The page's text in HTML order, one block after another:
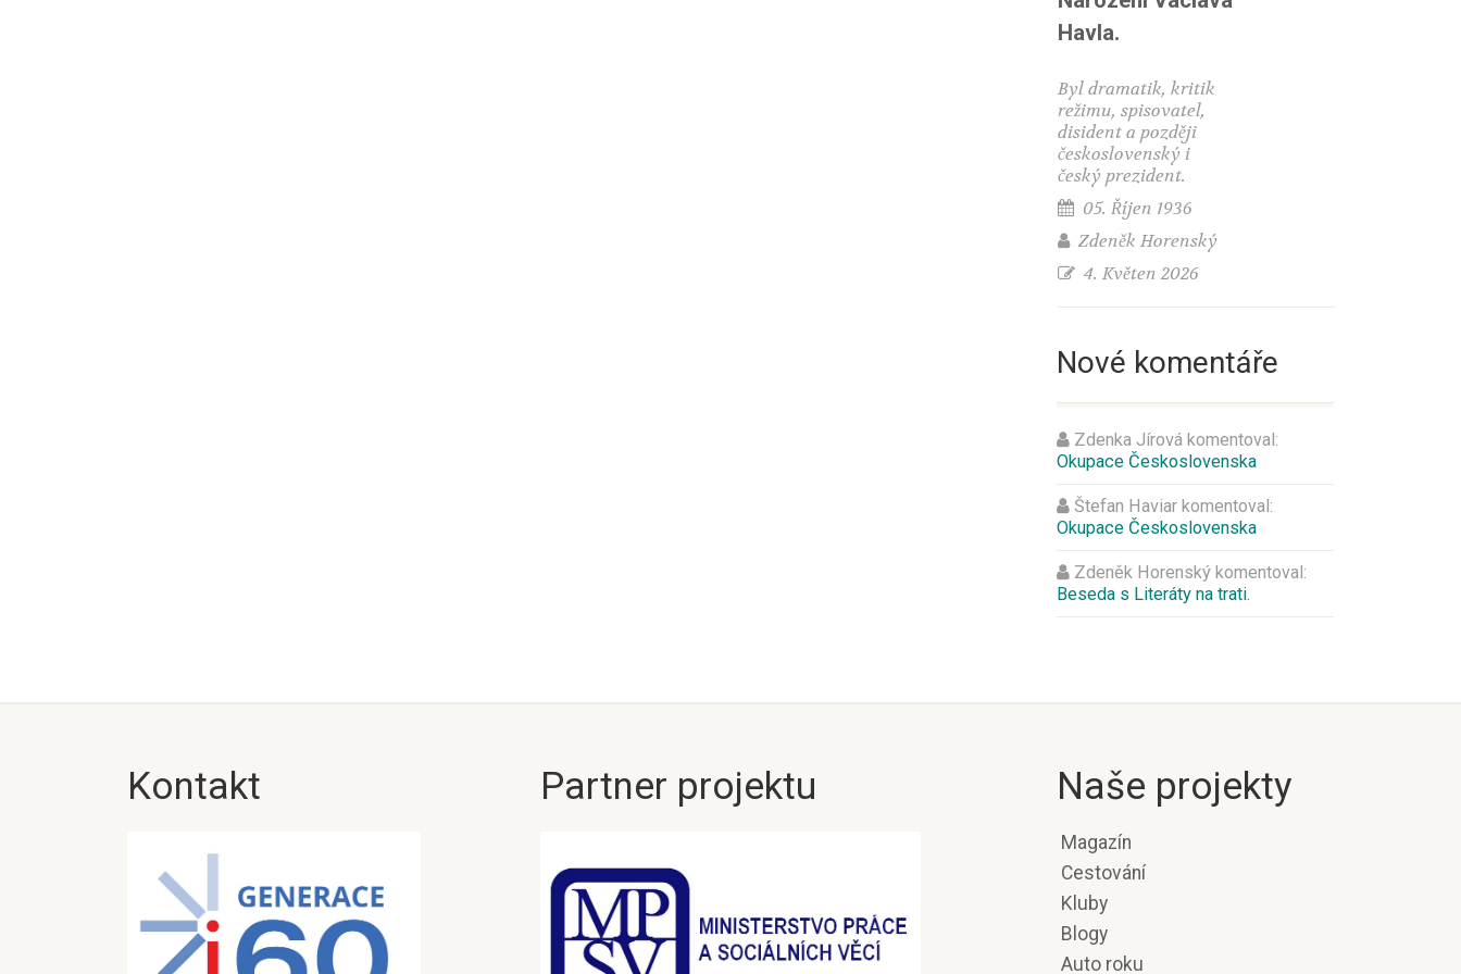
Havla.
Byl dramatik, kritik
režimu, spisovatel,
disident a později
československý i
český prezident.
05. Říjen 1936
Zdeněk Horenský
4. Květen 2026
Nové komentáře
Zdenka Jírová komentoval:
Okupace Československa
Štefan Haviar komentoval:
Okupace Československa
Zdeněk Horenský komentoval:
Beseda s Literáty na trati.
Kontakt Partner projektu Naše projekty
Magazín
Cestování
Kluby
Blogy
Auto roku